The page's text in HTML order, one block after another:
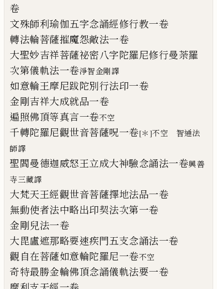
卷
文殊師利瑜伽五字念誦經修行教一卷
轉法輪菩薩摧魔怨敵法一卷
大聖妙吉祥菩薩祕密八字陀羅尼修行曼荼羅
次第儀軌法一卷淨智金剛譯
如意輪王摩尼跋陀別行法印一卷
金剛吉祥大成就品一卷
遍照佛頂等真言一卷不空
千轉陀羅尼觀世音菩薩呪一卷[＊]不空 智通法
師譯
聖閻曼德迦威怒王立成大神驗念誦法一卷興善
寺三藏譯
大梵天王經觀世音菩薩擇地法品一卷
無動使者法中略出印契法次第一卷
金剛兒法一卷
大毘盧遮那略要速疾門五支念誦法一卷
觀自在菩薩如意輪陀羅尼一卷不空
奇特最勝金輪佛頂念誦儀軌法要一卷